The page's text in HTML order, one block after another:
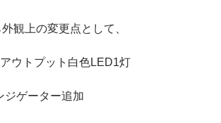
観上の変更点として、
ウトプット白色LED1灯
ジゲーター追加